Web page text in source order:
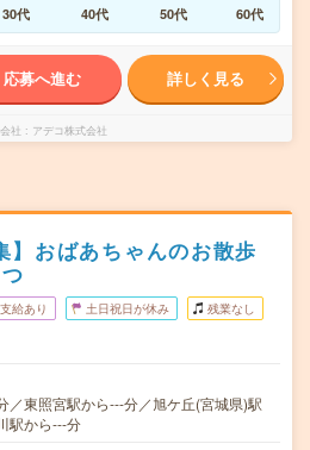
30代 40代 50代 60代
応募へ進む 詳しく見る
社 アデコ株式会社
】おばあちゃんのお散歩
給あり 土日祝日が休み 残業なし
／東照宮駅から---分／旭ケ丘(宮城県)駅
駅から---分